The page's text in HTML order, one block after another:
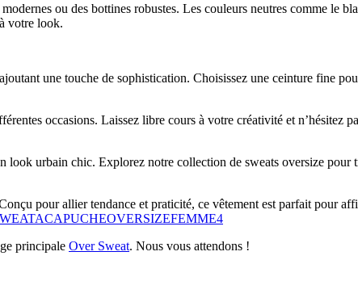
ou des bottines robustes. Les couleurs neutres comme le
votre look.
une touche de sophistication. Choisissez une ceinture fine
occasions. Laissez libre cours à votre créativité et n’hésitez
look urbain chic. Explorez notre collection de sweats oversize
pour allier tendance et praticité, ce vêtement est parfait pour
principale Over Sweat. Nous vous attendons !